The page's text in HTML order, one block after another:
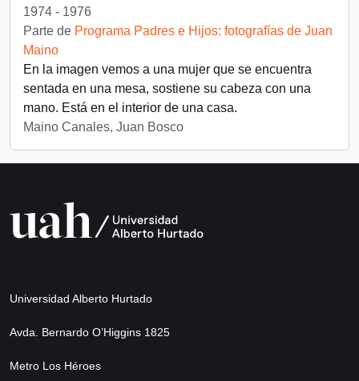
1974 - 1976
Parte de Programa Padres e Hijos: fotografías de Juan
Maino
En la imagen vemos a una mujer que se encuentra
sentada en una mesa, sostiene su cabeza con una
mano. Está en el interior de una casa.
Maino Canales, Juan Bosco
Universidad Alberto Hurtado
Avda. Bernardo O’Higgins 1825
Metro Los Héroes